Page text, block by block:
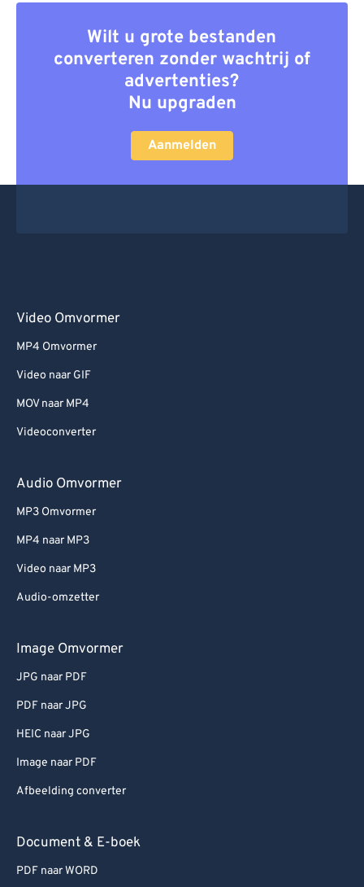
Wilt u grote bestanden
converteren zonder wachtrij of
advertenties?
Nu upgraden
Aanmelden
Video Omvormer
MP4 Omvormer
Video naar GIF
MOV naar MP4
Videoconverter
Audio Omvormer
MP3 Omvormer
MP4 naar MP3
Video naar MP3
Audio-omzetter
Image Omvormer
JPG naar PDF
PDF naar JPG
HEIC naar JPG
Image naar PDF
Afbeelding converter
Document & E-boek
PDF naar WORD